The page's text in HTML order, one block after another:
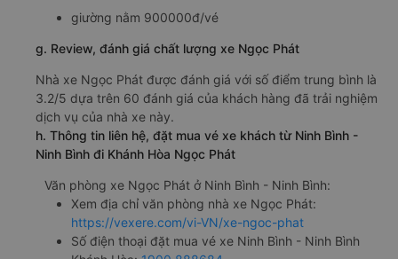
Giờ xuất phát ở Ninh Bình - Ninh Bình: 18:30
Thời gian chạy từ Ninh Bình - Ninh Bình đi Khánh Hòa
khoảng: 24.1 giờ
d. Các điểm đón khách của nhà xe Ngọc Phát
Ninh Bình (Dọc QL 1A)
e. Các điểm trả khách của nhà xe Ngọc Phát
Nha Trang (Dọc Quốc Lộ 1A)
f. Giá vé giá xe khách đi Khánh Hòa từ Ninh Bình - Ninh
Bình Ngọc Phát